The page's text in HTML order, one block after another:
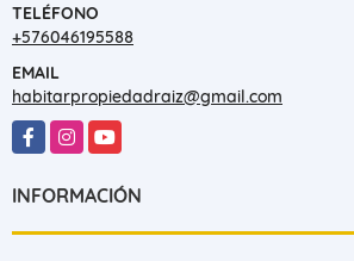
TELÉFONO
+576046195588
EMAIL
habitarpropiedadraiz@gmail.com
FacebookInstagram
YouTube
INFORMACIÓN